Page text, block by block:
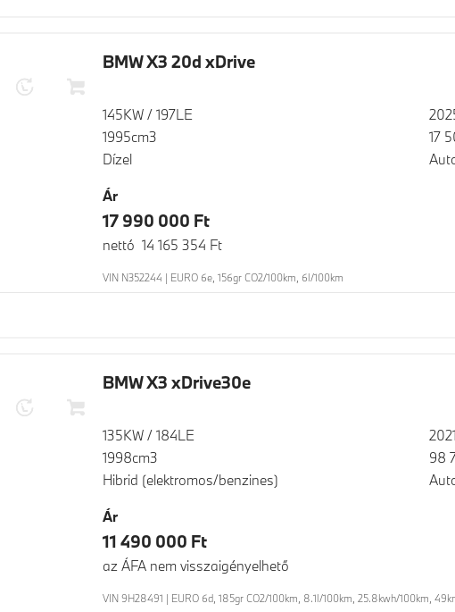
BMW X3 20d xDrive
145KW / 197LE
1995cm3
Dízel
17
Ár
17 990 000 Ft
nettó 14 165 354 Ft
VIN N352244 | EURO 6e, 156gr CO2/100km, 6l/100km
BMW X3 xDrive30e
135KW / 184LE
1998cm3
Hibrid (elektromos/benzines)
2021
98
Ár
11 490 000 Ft
az ÁFA nem visszaigényelhető
VIN 9H28491 | EURO 6d, 185gr CO2/100km, 8.1l/100km, 25.8kwh/100km,